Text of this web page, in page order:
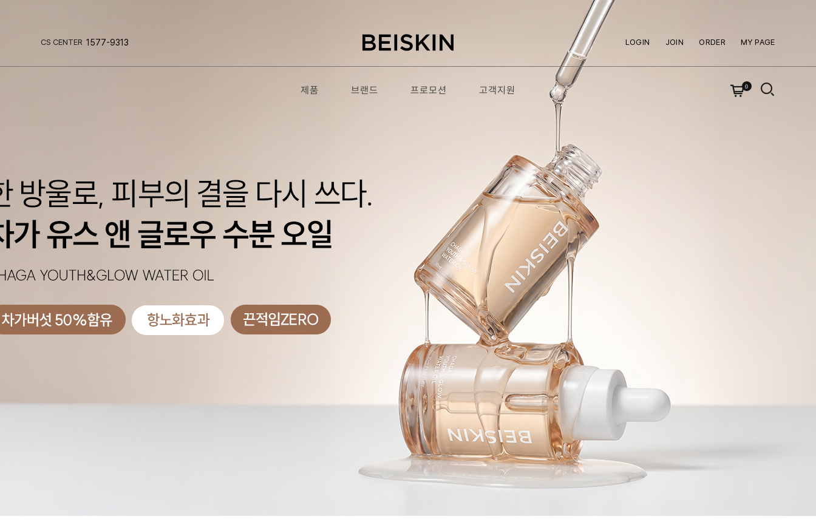
CS CENTER 1577-9313 LOGIN JOIN ORDER MY PAGE
제품 브랜드 프로모션 고객지원 0